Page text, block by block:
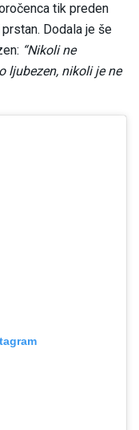
tik preden
Dodala je še
“Nikoli ne
ljubezen, nikoli je ne